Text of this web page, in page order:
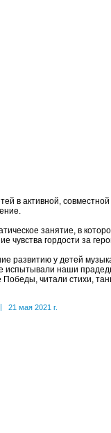
в активной,
занятие, в
чувства гордости за
развитию у детей
испытывали наши
читали стихи,
21 мая 2021 г.